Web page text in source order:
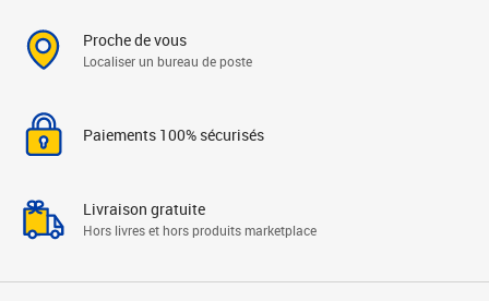
Proche de vous
Localiser un bureau de poste
Paiements 100% sécurisés
Livraison gratuite
Hors livres et hors produits marketplace